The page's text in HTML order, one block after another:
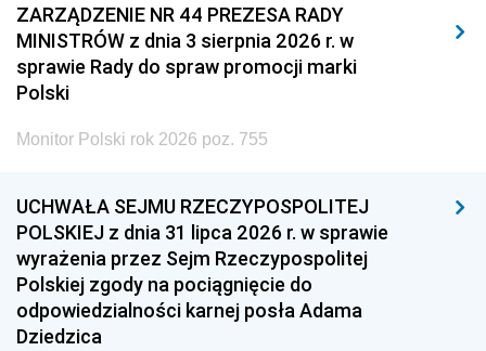
2011 2010 2009
2008 2007 2006
2005
1996 1995 1994
1993 1992 1991
1990 1989
1987 1986 1985
ZARZĄDZENIE NR 44 PREZESA RADY
MINISTRÓW z dnia 3 sierpnia 2026 r. w
sprawie Rady do spraw promocji marki
Polski
Monitor Polski rok 2026 poz. 755
UCHWAŁA SEJMU RZECZYPOSPOLITEJ
POLSKIEJ z dnia 31 lipca 2026 r. w sprawie
wyrażenia przez Sejm Rzeczypospolitej
Polskiej zgody na pociągnięcie do
odpowiedzialności karnej posła Adama
Dziedzica